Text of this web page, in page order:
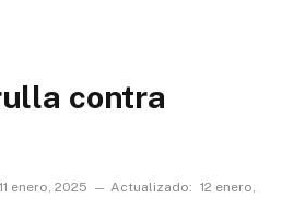
contra
11 enero, 2025 Actualizado: 12 enero,